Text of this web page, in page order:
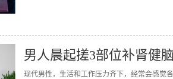
男人晨起搓3部位补肾健
现代男性，生活和工作压力齐下，经常会感觉